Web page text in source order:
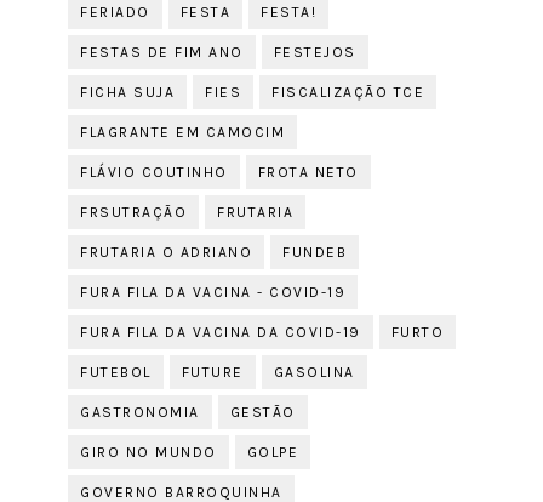
FERIADO FESTA FESTA!
FESTAS DE FIM ANO FESTEJOS
FICHA SUJA FIES FISCALIZAÇÃO TCE
FLAGRANTE EM CAMOCIM
FLÁVIO COUTINHO FROTA NETO
FRSUTRAÇÃO FRUTARIA
FRUTARIA O ADRIANO FUNDEB
FURA FILA DA VACINA - COVID-19
FURA FILA DA VACINA DA COVID-19 FURTO
FUTEBOL FUTURE GASOLINA
GASTRONOMIA GESTÃO
GIRO NO MUNDO GOLPE
GOVERNO BARROQUINHA